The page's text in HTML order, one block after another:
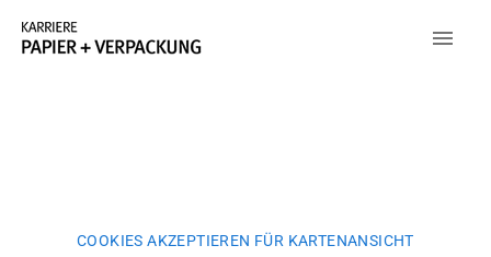
COOKIES AKZEPTIEREN FÜR KARTENANSICHT